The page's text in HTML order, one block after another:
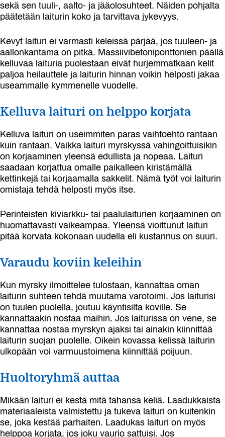
sekä sen tuuli-, aalto- ja jääolosuhteet. Näiden pohjalta
päätetään laiturin koko ja tarvittava jykevyys.
Kevyt laituri ei varmasti keleissä pärjää, jos tuuleen- ja
aallonkantama on pitkä. Massiivibetoniponttonien päällä
kelluvaa laituria puolestaan eivät hurjemmatkaan kelit
paljoa heilauttele ja laiturin hinnan voikin helposti jakaa
useammalle kymmenelle vuodelle.
Kelluva laituri on helppo korjata
Kelluva laituri on useimmiten paras vaihtoehto rantaan
kuin rantaan. Vaikka laituri myrskyssä vahingoittuisikin
on korjaaminen yleensä edullista ja nopeaa. Laituri
saadaan korjattua omalle paikalleen kiristämällä
kettinkejä tai korjaamalla sakkelit. Nämä työt voi laiturin
omistaja tehdä helposti myös itse.
Perinteisten kiviarkku- tai paalulaiturien korjaaminen on
huomattavasti vaikeampaa. Yleensä vioittunut laituri
pitää korvata kokonaan uudella eli kustannus on suuri.
Varaudu koviin keleihin
Kun myrsky ilmoittelee tulostaan, kannattaa oman
laiturin suhteen tehdä muutama varotoimi. Jos laiturisi
on tuulen puolella, joutuu käyntisilta koville. Se
kannattaakin nostaa maihin. Jos laiturissa on vene, se
kannattaa nostaa myrskyn ajaksi tai ainakin kiinnittää
laiturin suojan puolelle. Oikein kovassa kelissä laiturin
ulkopään voi varmuustoimena kiinnittää poijuun.
Huoltoryhmä auttaa
Mikään laituri ei kestä mitä tahansa keliä. Laadukkaista
materiaaleista valmistettu ja tukeva laituri on kuitenkin
se, joka kestää parhaiten. Laadukas laituri on myös
helppoa korjata, jos joku vaurio sattuisi. Jos